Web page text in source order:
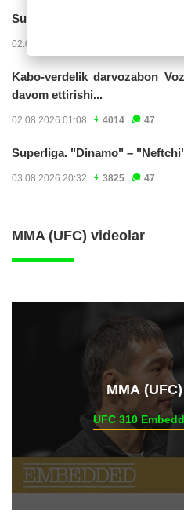
Superliga. “Buxoro” -
02.08.2026 03:08
Kabo-verdelik darvozabon
davom ettirishi...
02.08.2026 01:08 4014 47
Superliga. "Dinamo" –
03.08.2026 20:32 3825 47
MMA (UFC) videolar
ММА
UFC 310